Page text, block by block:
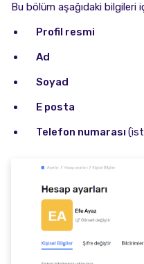
Bu bölüm aşağıdaki bilgileri
Profil resmi
Ad
Soyad
E posta
Telefon numarası